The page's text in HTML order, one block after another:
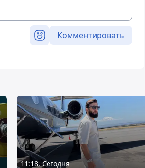
Комментировать
11:18, Сегодня